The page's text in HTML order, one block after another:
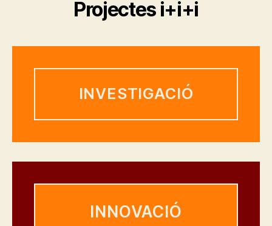
Projectes i+i+i
INVESTIGACIÓ
INNOVACIÓ